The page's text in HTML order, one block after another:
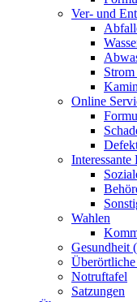
Ver- und
Online
Interessante
Wahlen
Gesundheit
Notruftafel
Satzungen